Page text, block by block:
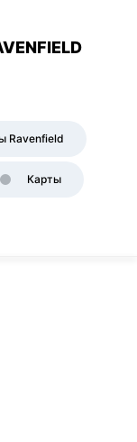
Ravenfield
Карты